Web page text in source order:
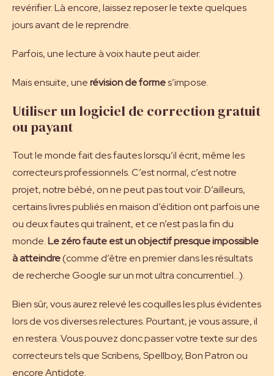
revérifier. Là encore, laissez reposer le texte quelques
jours avant de le reprendre.
Parfois, une lecture à voix haute peut aider.
Mais ensuite, unerévision de formes’impose.
Utiliser un logiciel de correction gratuit
ou payant
Tout le monde fait des fautes lorsqu’il écrit, même les
correcteurs professionnels. C’est normal, c’est notre
projet, notre bébé, on ne peut pas tout voir. D’ailleurs,
certains livres publiés en maison d’édition ont parfois une
ou deux fautes qui traînent, et ce n’est pas la fin du
monde.Le zéro faute est un objectif presque impossible
à atteindre(comme d’être en premier dans les résultats
de recherche Google sur un mot ultra concurrentiel…).
Bien sûr, vous aurez relevé les coquilles les plus évidentes
lors de vos diverses relectures. Pourtant, je vous assure, il
en restera. Vous pouvez donc passer votre texte sur des
correcteurs tels que Scribens, Spellboy, Bon Patron ou
encore Antidote.